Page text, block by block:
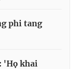
phi tang
'Họ khai